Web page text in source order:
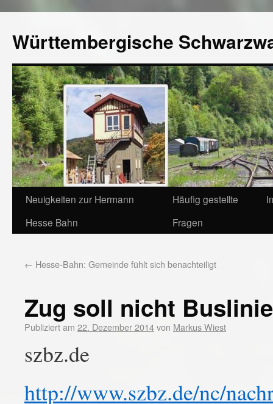
Württembergische
Neuigkeiten zur Hermann
Hesse Bahn
Häufig gestellte
Fragen
← Hesse-Bahn: Gemeinde fühlt sich benachteiligt
Zug soll nicht
Publiziert am 22. Dezember 2014von Markus Wiest
szbz.de
http://www.szbz.de/nc/